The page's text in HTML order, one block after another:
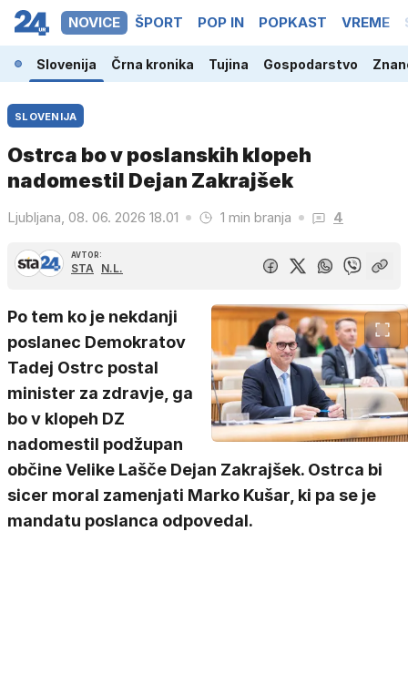
NOVICE ŠPORT POP IN POPKAST VREME
Slovenija Črna kronika Tujina Gospodarstvo
SLOVENIJA
Ostrca bo v poslanskih klopeh
nadomestil Dejan Zakrajšek
Ljubljana, 08. 06. 2026 18.01 1 min branja 4
AVTOR:
STA N.L.
Po tem ko je nekdanji
poslanec Demokratov
Tadej Ostrc postal
minister za zdravje, ga
bo v klopeh DZ
nadomestil podžupan
občine Velike Lašče Dejan Zakrajšek. Ostrca bi
sicer moral zamenjati Marko Kušar, ki pa se je
mandatu poslanca odpovedal.